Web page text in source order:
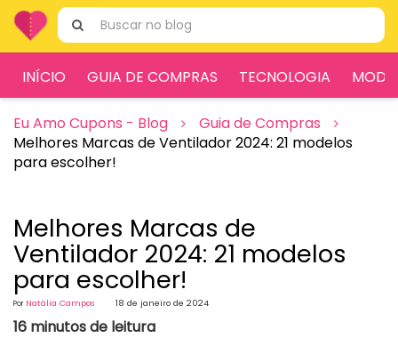
para
o
conteúdo
Pesquisar
por:
INÍCIO GUIA DE COMPRAS TECNOLOGIA MODA
Eu Amo Cupons - Blog
Guia de Compras
Melhores Marcas de Ventilador 2024: 21 modelos
para escolher!
Melhores Marcas de
Ventilador 2024: 21 modelos
para escolher!
Por Natália Campos 18 de janeiro de 2024
16 minutos de leitura